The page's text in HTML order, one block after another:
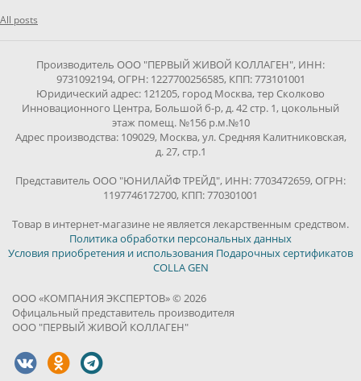
All posts
Производитель ООО "ПЕРВЫЙ ЖИВОЙ КОЛЛАГЕН", ИНН:
9731092194, ОГРН: 1227700256585, КПП: 773101001
Юридический адрес: 121205, город Москва, тер Сколково
Инновационного Центра, Большой б-р, д. 42 стр. 1, цокольный
этаж помещ. №156 р.м.№10
Адрес производства: 109029, Москва, ул. Средняя Калитниковская,
д. 27, стр.1
Представитель ООО "ЮНИЛАЙФ ТРЕЙД", ИНН: 7703472659, ОГРН:
1197746172700, КПП: 770301001
Товар в интернет-магазине не является лекарственным средством.
Политика обработки персональных данных
Условия приобретения и использования Подарочных сертификатов
COLLA GEN
ООО «КОМПАНИЯ ЭКСПЕРТОВ» © 2026
Офицальный представитель производителя
ООО "ПЕРВЫЙ ЖИВОЙ КОЛЛАГЕН"